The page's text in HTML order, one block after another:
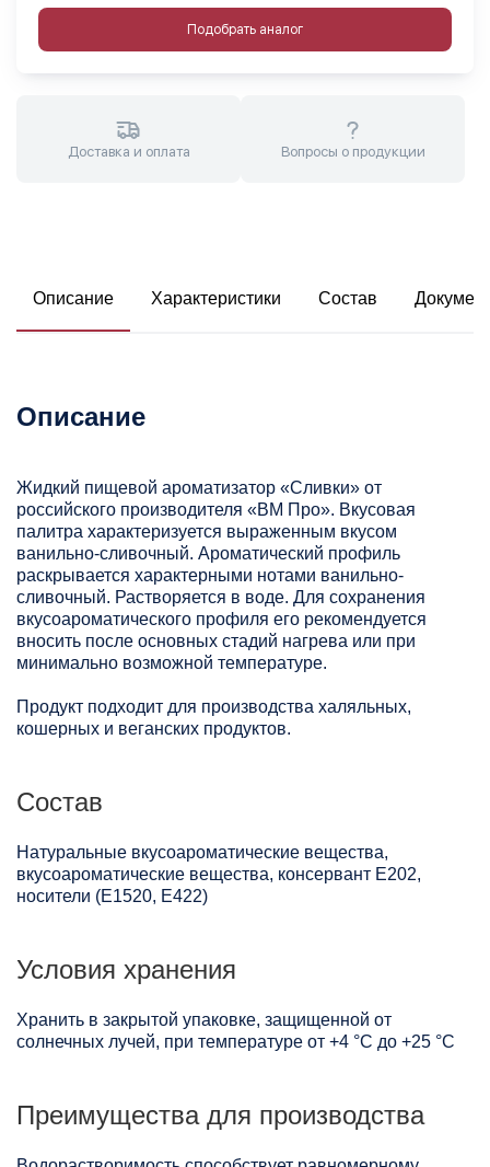
Подобрать аналог
Доставка и оплата Вопросы о продукции
Описание Характеристики Состав
Описание
Жидкий пищевой ароматизатор «Сливки» от
российского производителя «ВМ Про». Вкусовая
палитра характеризуется выраженным вкусом
ванильно-сливочный. Ароматический профиль
раскрывается характерными нотами ванильно-
сливочный. Растворяется в воде. Для сохранения
вкусоароматического профиля его рекомендуется
вносить после основных стадий нагрева или при
минимально возможной температуре.
Продукт подходит для производства халяльных,
кошерных и веганских продуктов.
Состав
Натуральные вкусоароматические вещества,
вкусоароматические вещества, консервант Е202,
носители (Е1520, Е422)
Условия хранения
Хранить в закрытой упаковке, защищенной от
солнечных лучей, при температуре от +4 °C до +25 °C
Преимущества для производства